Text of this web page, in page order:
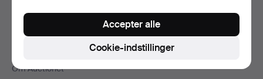
Om Auctionet
Cookie-indstillinger
Accepter alle